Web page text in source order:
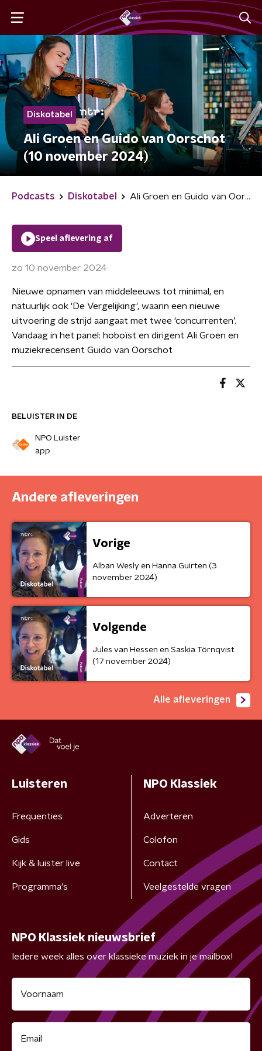
Diskotabel
Ali Groen en Guido van Oorschot
(10 november 2024)
Podcasts Diskotabel Ali Groen en Guido van Oorschot (10 november 2024)
BELUISTER IN DE
NPO Luister
app
Speel aflevering af
zo 10 november 2024
Nieuwe opnamen van middeleeuws tot minimal, en
natuurlijk ook 'De Vergelijking', waarin een nieuwe
uitvoering de strijd aangaat met twee ‘concurrenten’.
Vandaag in het panel: hoboïst en dirigent Ali Groen en
muziekrecensent Guido van Oorschot
Andere afleveringen
Vorige
Alban Wesly en Hanna Guirten (3
november 2024)
Volgende
Jules van Hessen en Saskia Törnqvist
(17 november 2024)
Alle afleveringen
Luisteren
Frequenties
Gids
Kijk & luister live
Programma's
NPO Klassiek
Adverteren
Colofon
Contact
Veelgestelde vragen
NPO Klassiek nieuwsbrief
Iedere week alles over klassieke muziek in je mailbox!